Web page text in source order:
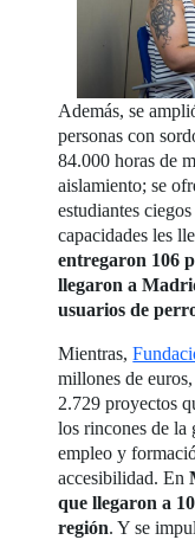
Además, se
personas con
84.000 horas de
aislamiento; se
estudiantes
capacidades les
entregaron 106
llegaron a
usuarios de
Mientras,
millones de
2.729 proyectos
los rincones de la
empleo y
accesibilidad. En
que llegaron a
región. Y se